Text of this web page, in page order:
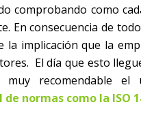
comprobando como
En consecuencia de
la implicación que la
El día que esto
muy recomendable
normas como la ISO